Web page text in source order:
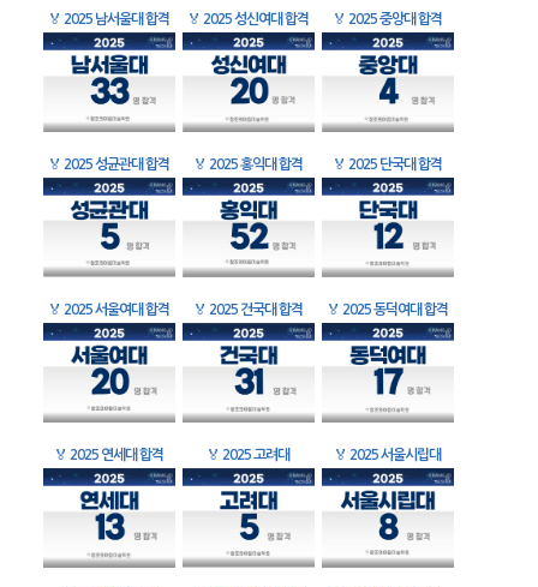
🏅 2025 남서울대 합격 🏅 2025 성신여대 합격 🏅 2025 중앙대 합격
🏅 2025 성균관대 합격 🏅 2025 홍익대 합격 🏅 2025 단국대 합격
🏅 2025 서울여대 합격 🏅 2025 건국대 합격 🏅 2025 동덕여대 합격
🏅 2025 연세대 합격 🏅 2025 고려대 🏅 2025 서울시립대